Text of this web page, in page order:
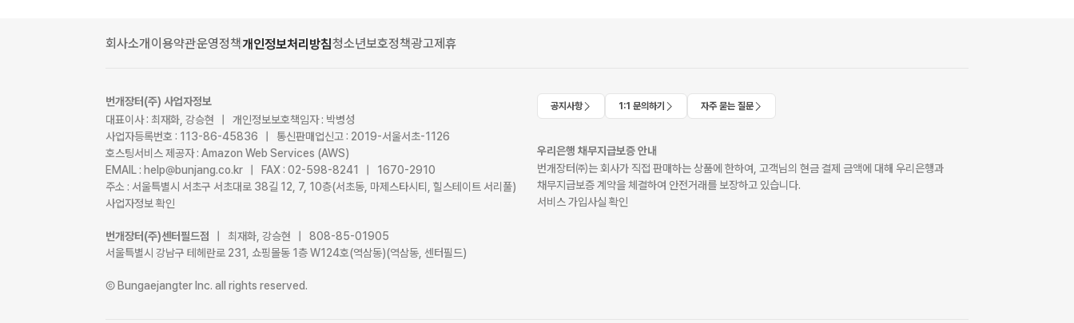
회사소개이용약관운영정책개인정보처리방침청소년보호정책광고제휴
번개장터(주) 사업자정보
대표이사 : 최재화, 강승현 | 개인정보보호책임자 : 박병성
사업자등록번호 : 113-86-45836 | 통신판매업신고 : 2019-서울서초-1126
호스팅서비스 제공자 : Amazon Web Services (AWS)
EMAIL : help@bunjang.co.kr | FAX : 02-598-8241 | 1670-2910
주소 : 서울특별시 서초구 서초대로 38길 12, 7, 10층(서초동, 마제스타시티, 힐스테이트 서리풀)
사업자정보 확인
번개장터(주)센터필드점
| 최재화, 강승현 | 808-85-01905
서울특별시 강남구 테헤란로 231, 쇼핑몰동 1층 W124호(역삼동)(역삼동, 센터필드)
Ⓒ Bungaejangter Inc. all rights reserved.
공지사항 1:1 문의하기 자주 묻는 질문
우리은행 채무지급보증 안내
번개장터㈜는 회사가 직접 판매하는 상품에 한하여, 고객님의 현금 결제 금액에 대해 우리은행과
채무지급보증 계약을 체결하여 안전거래를 보장하고 있습니다.
서비스 가입사실 확인